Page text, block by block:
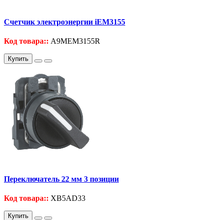
Счетчик электроэнергии iEM3155
Код товара:: A9MEM3155R
Купить
Переключатель 22 мм 3 позиции
Код товара:: XB5AD33
Купить